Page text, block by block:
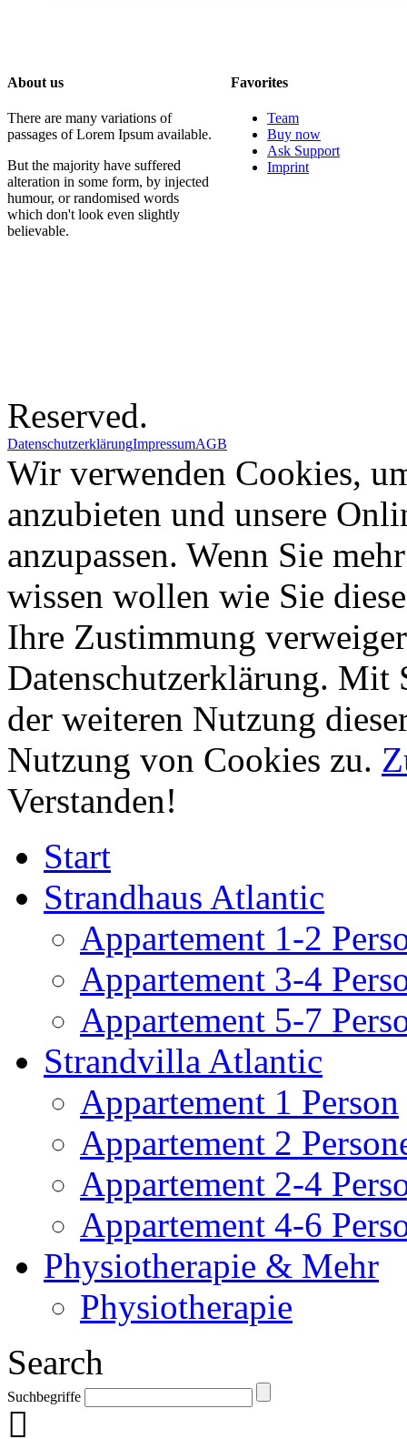
About us
There are many variations of
passages of Lorem Ipsum available.
But the majority have suffered
alteration in some form, by injected
humour, or randomised words
which don't look even slightly
believable.
Favorites
Team
Buy now
Ask Support
Imprint
Reserved.
DatenschutzerklärungImpressumAGB
Wir verwenden Cookies,
anzubieten und unsere
anzupassen. Wenn Sie
wissen wollen wie Sie
Ihre Zustimmung
Datenschutzerklärung. Mit
der weiteren Nutzung
Nutzung von Cookies zu.
Verstanden!
Start
Strandhaus Atlantic
Appartement 1-2
Appartement 3-4
Appartement 5-7
Strandvilla Atlantic
Appartement 1 Person
Appartement 2
Appartement 2-4
Appartement 4-6
Physiotherapie & Mehr
Physiotherapie
Search
Suchbegriffe